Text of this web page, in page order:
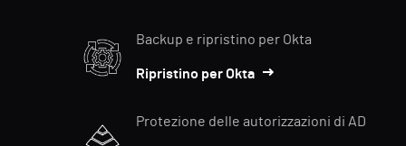
Backup e ripristino per Okta
Ripristino per Okta
Protezione delle autorizzazioni di AD